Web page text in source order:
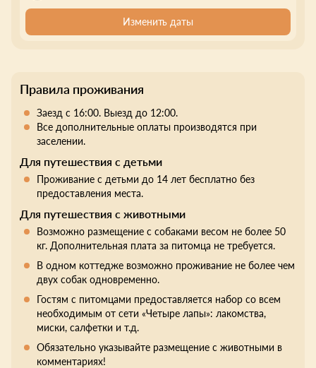
Изменить даты
Правила проживания
Заезд с 16:00. Выезд до 12:00.
Все дополнительные оплаты производятся при
заселении.
Для путешествия с детьми
Проживание с детьми до 14 лет бесплатно без
предоставления места.
Для путешествия с животными
Возможно размещение с собаками весом не более 50
кг. Дополнительная плата за питомца не требуется.
В одном коттедже возможно проживание не более чем
двух собак одновременно.
Гостям с питомцами предоставляется набор со всем
необходимым от сети «Четыре лапы»: лакомства,
миски, салфетки и т.д.
Обязательно указывайте размещение с животными в
комментариях!